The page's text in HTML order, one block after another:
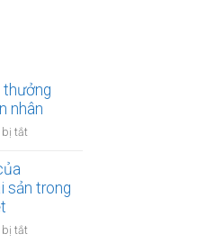
nhân
bị tắt
từ
trong
sản trong
bị tắt